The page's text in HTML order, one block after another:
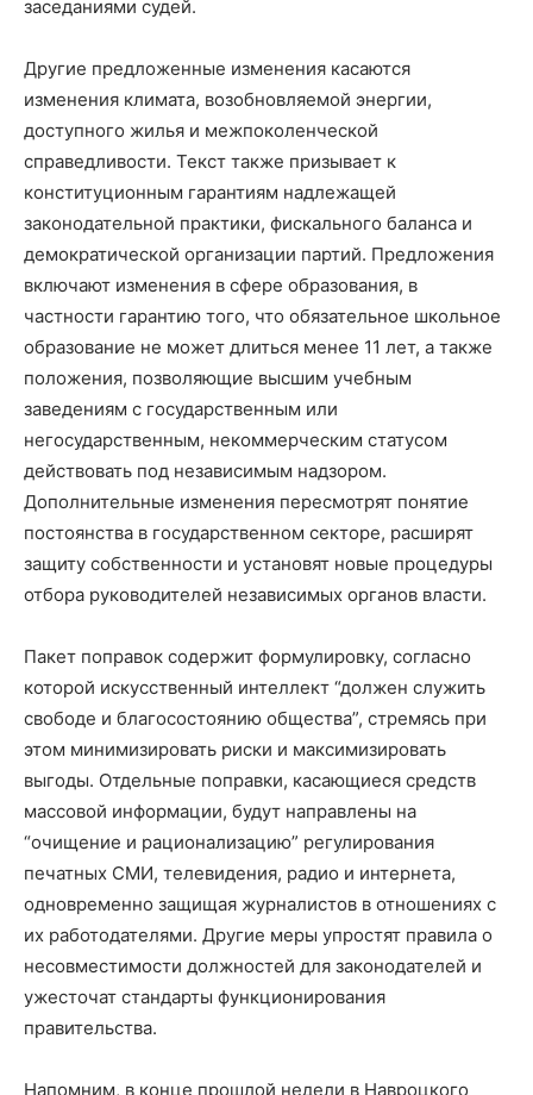
заседаниями судей.
Другие предложенные изменения касаются
изменения климата, возобновляемой энергии,
доступного жилья и межпоколенческой
справедливости. Текст также призывает к
конституционным гарантиям надлежащей
законодательной практики, фискального баланса и
демократической организации партий. Предложения
включают изменения в сфере образования, в
частности гарантию того, что обязательное школьное
образование не может длиться менее 11 лет, а также
положения, позволяющие высшим учебным
заведениям с государственным или
негосударственным, некоммерческим статусом
действовать под независимым надзором.
Дополнительные изменения пересмотрят понятие
постоянства в государственном секторе, расширят
защиту собственности и установят новые процедуры
отбора руководителей независимых органов власти.
Пакет поправок содержит формулировку, согласно
которой искусственный интеллект “должен служить
свободе и благосостоянию общества”, стремясь при
этом минимизировать риски и максимизировать
выгоды. Отдельные поправки, касающиеся средств
массовой информации, будут направлены на
“очищение и рационализацию” регулирования
печатных СМИ, телевидения, радио и интернета,
одновременно защищая журналистов в отношениях с
их работодателями. Другие меры упростят правила о
несовместимости должностей для законодателей и
ужесточат стандарты функционирования
правительства.
Напомним, в конце прошлой недели в Навроцкого